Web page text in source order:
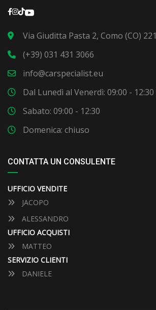
Via Giuditta Pasta 2, Como (CO)
(+39) 031 431 3066
info@carspecialist.eu
Dal Lunedì al Venerdì: 09:00 -
Sabato: 09:00 - 12:30
Domenica: chiuso
CONTATTA UN CONSULENTE
UFFICIO VENDITE
JACOPO
ALESSANDRO
UFFICIO ACQUISTI
MATTEO
SERVIZIO CLIENTI
DANIELE